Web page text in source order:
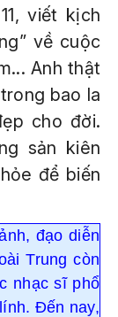
viết kịch
về cuộc
Anh thật
bao la
cho đời.
sản kiên
để biến
đạo diễn
Trung còn
nhạc sĩ phổ
Đến nay,